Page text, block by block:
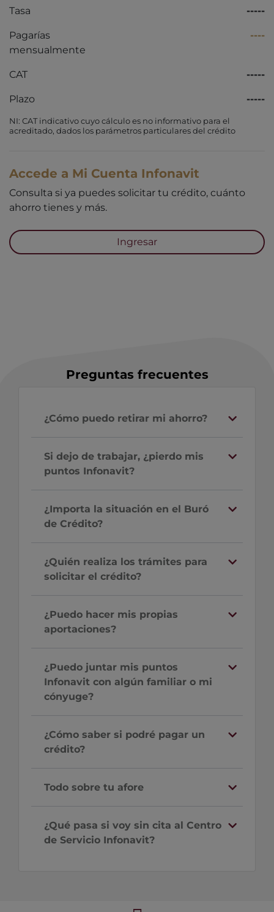
Tasa -----
Pagarías
mensualmente
----
CAT -----
Plazo -----
NI: CAT indicativo cuyo cálculo es no informativo para el
acreditado, dados los parámetros particulares del crédito
Accede a Mi Cuenta Infonavit
Consulta si ya puedes solicitar tu crédito, cuánto
ahorro tienes y más.
Ingresar
Preguntas frecuentes
¿Cómo puedo retirar mi ahorro?
Si dejo de trabajar, ¿pierdo mis
puntos Infonavit?
¿Importa la situación en el Buró
de Crédito?
¿Quién realiza los trámites para
solicitar el crédito?
¿Puedo hacer mis propias
aportaciones?
¿Puedo juntar mis puntos
Infonavit con algún familiar o mi
cónyuge?
¿Cómo saber si podré pagar un
crédito?
Todo sobre tu afore
¿Qué pasa si voy sin cita al Centro
de Servicio Infonavit?